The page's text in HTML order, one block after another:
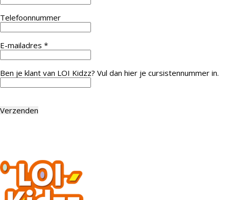
Telefoonnummer
E-mailadres *
Ben je klant van LOI Kidzz? Vul dan hier je cursistennummer in.